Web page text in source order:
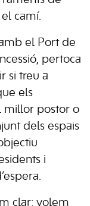
camí.
el Port de
pertoca
si treu a
els
millor postor o
dels espais
i
clar: volem